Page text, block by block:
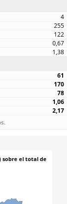
4
255
122
0,67
1,38
61
170
78
1,06
2,17